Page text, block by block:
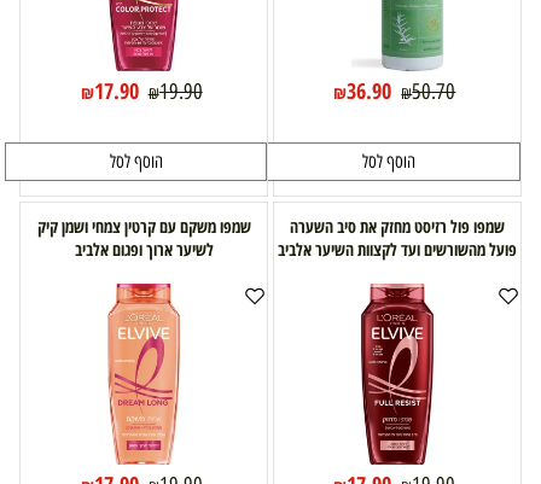
₪50.70
₪36.90
הוסף לסל
₪19.90
₪17.90
הוסף לסל
שמפו פול רזיסט מחזק את סיב השערה
פועל מהשורשים ועד לקצוות השיער אלביב
שמפו משקם עם קרטין צמחי ושמן קיק
לשיער ארוך ופגום אלביב